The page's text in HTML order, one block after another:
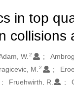
in top
collisions
W. 2
M. 2
Fruehwirth, R.